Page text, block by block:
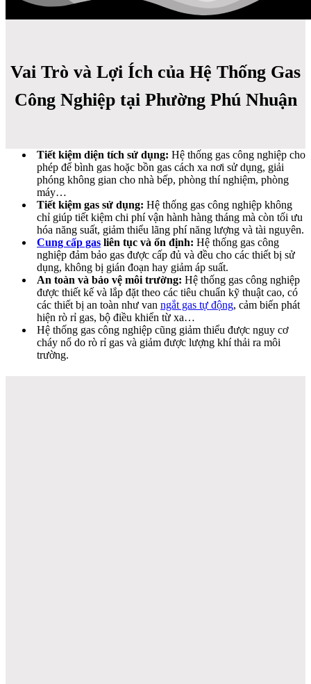
Vai Trò và Lợi Ích của Hệ Thống Gas
Công Nghiệp tại Phường Phú Nhuận
Tiết kiệm diện tích sử dụng: Hệ thống gas công nghiệp cho
phép để bình gas hoặc bồn gas cách xa nơi sử dụng, giải
phóng không gian cho nhà bếp, phòng thí nghiệm, phòng
máy…
Tiết kiệm gas sử dụng: Hệ thống gas công nghiệp không
chỉ giúp tiết kiệm chi phí vận hành hàng tháng mà còn tối ưu
hóa năng suất, giảm thiểu lãng phí năng lượng và tài nguyên.
Cung cấp gas liên tục và ổn định: Hệ thống gas công
nghiệp đảm bảo gas được cấp đủ và đều cho các thiết bị sử
dụng, không bị gián đoạn hay giảm áp suất.
An toàn và bảo vệ môi trường: Hệ thống gas công nghiệp
được thiết kế và lắp đặt theo các tiêu chuẩn kỹ thuật cao, có
các thiết bị an toàn như van ngắt gas tự động, cảm biến phát
hiện rò rỉ gas, bộ điều khiển từ xa…
Hệ thống gas công nghiệp cũng giảm thiểu được nguy cơ
cháy nổ do rò rỉ gas và giảm được lượng khí thải ra môi
trường.